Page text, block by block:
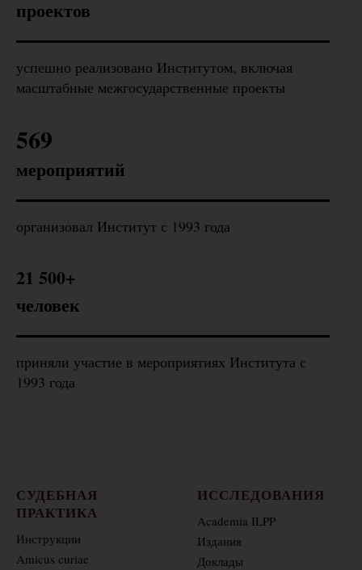
проектов
успешно реализовано Институтом, включая
масштабные межгосударственные проекты
569
мероприятий
организовал Институт с 1993 года
21 500+
человек
приняли участие в мероприятиях Института с
1993 года
СУДЕБНАЯ
ПРАКТИКА
Инструкции
Amicus curiae
ИССЛЕДОВАНИЯ
Academia ILPP
Издания
Доклады